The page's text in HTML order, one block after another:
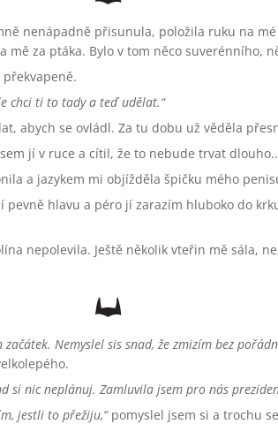
nenápadně přisunula, položila ruku na
za ptáka. Bylo v tom něco suverénního,
chci ti to tady a teď udělat.
abych se ovládl. Za tu dobu už věděla
jí v ruce a cítil, že to nebude trvat
a jazykem mi objížděla špičku mého
hlavu a péro jí zarazím hluboko do
nepolevila. Ještě několik vteřin mě sála,
Nemyslel sis snad, že zmizím bez
si nic neplánuj. Zamluvila jsem pro nás
jestli to přežiju, pomyslel jsem si a trochu